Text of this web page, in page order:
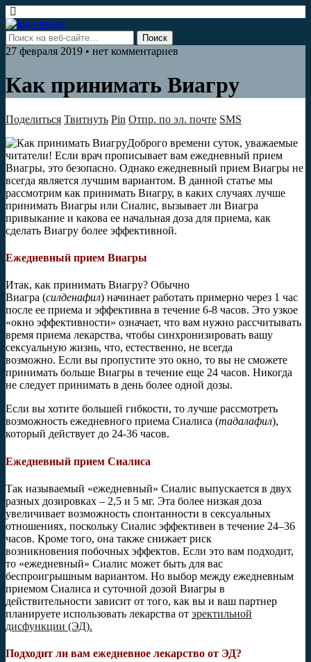
27 февраля 2019 • нет комментариев
Как принимать Виагру
Поделиться Твитнуть Pin Отпр. по эл. почте SMS
Доброго времени суток, уважаемые
читатели! Если врач прописывает вам ежедневный прием
Виагры, это безопасно. Однако ежедневный прием Виагры не
всегда является лучшим вариантом. В данной статье мы
рассмотрим как принимать Виагру, в каких случаях лучше
принимать Виагры или Сиалис, вызывает ли Виагра
привыкание и какова ее начальная доза для приема, как
сделать Виагру более эффективной.
Ежедневный прием Виагры
Итак, как принимать Виагру? Обычно
Виагра (силденафил) начинает работать примерно через 1 час
после ее приема и эффективна в течение 6-8 часов. Это узкое
«окно эффективности» означает, что вам нужно рассчитывать
время приема лекарства, чтобы синхронизировать вашу
сексуальную жизнь, что, естественно, не всегда
возможно. Если вы пропустите это окно, то вы не сможете
принимать больше Виагры в течение еще 24 часов. Никогда
не следует принимать в день более одной дозы.
Если вы хотите большей гибкости, то лучше рассмотреть
возможность ежедневного приема Сиалиса (тадалафил),
который действует до 24-36 часов.
Ежедневный прием Сиалиса
Так называемый «ежедневный» Сиалис выпускается в двух
разных дозировках – 2,5 и 5 мг. Эта более низкая доза
увеличивает возможность спонтанности в сексуальных
отношениях, поскольку Сиалис эффективен в течение 24–36
часов. Кроме того, она также снижает риск
возникновения побочных эффектов. Если это вам подходит,
то «ежедневный» Сиалис может быть для вас
беспроигрышным вариантом. Но выбор между ежедневным
приемом Сиалиса и суточной дозой Виагры в
действительности зависит от того, как вы и ваш партнер
планируете использовать лекарства от эректильной
дисфункции (ЭД).
Подходит ли вам ежедневное лекарство от ЭД?